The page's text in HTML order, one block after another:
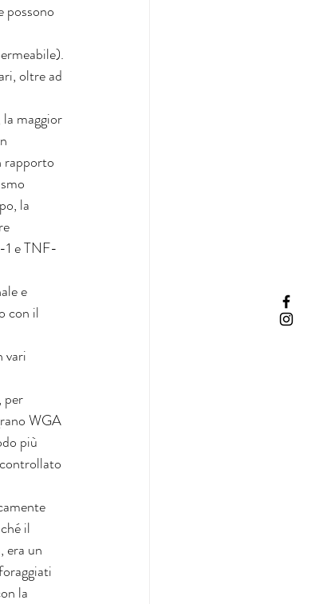
possono
oltre ad
maggior
rapporto
la
1 e TNF-
e
con il
vari
per
WGA
più
il
era un
la